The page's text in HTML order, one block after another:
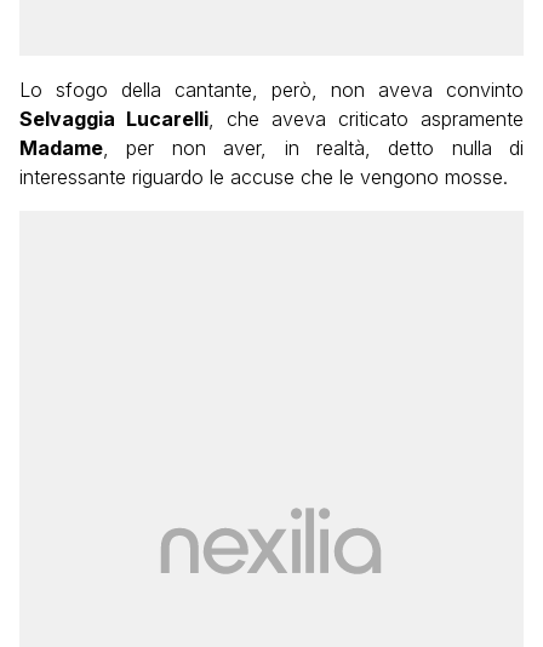
Lo sfogo della cantante, però, non aveva convinto
Selvaggia Lucarelli, che aveva criticato aspramente
Madame, per non aver, in realtà, detto nulla di
interessante riguardo le accuse che le vengono mosse.